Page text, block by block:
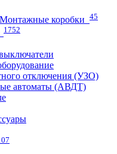
Монтажные коробки 45
1752
отключения (УЗО)
автоматы (АВДТ)